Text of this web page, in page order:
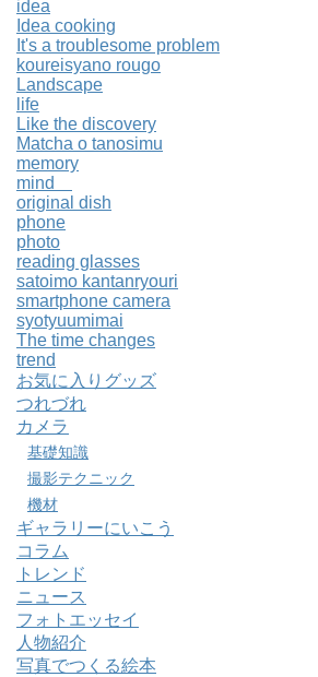
idea
Idea cooking
It's a troublesome problem
koureisyano rougo
Landscape
life
Like the discovery
Matcha o tanosimu
memory
mind
original dish
phone
photo
reading glasses
satoimo kantanryouri
smartphone camera
syotyuumimai
The time changes
trend
お気に入りグッズ
つれづれ
カメラ
基礎知識
撮影テクニック
機材
ギャラリーにいこう
コラム
トレンド
ニュース
フォトエッセイ
人物紹介
写真でつくる絵本